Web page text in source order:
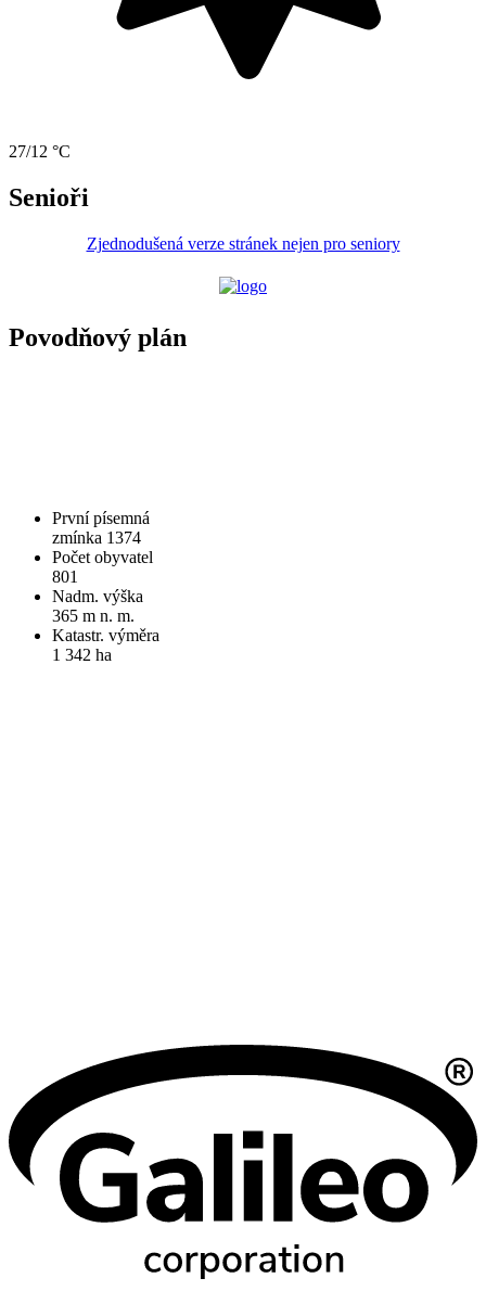
27/12 °C
Senioři
Zjednodušená verze stránek nejen pro seniory
Povodňový plán
První písemná
zmínka 1374
Počet obyvatel
801
Nadm. výška
365 m n. m.
Katastr. výměra
1 342 ha